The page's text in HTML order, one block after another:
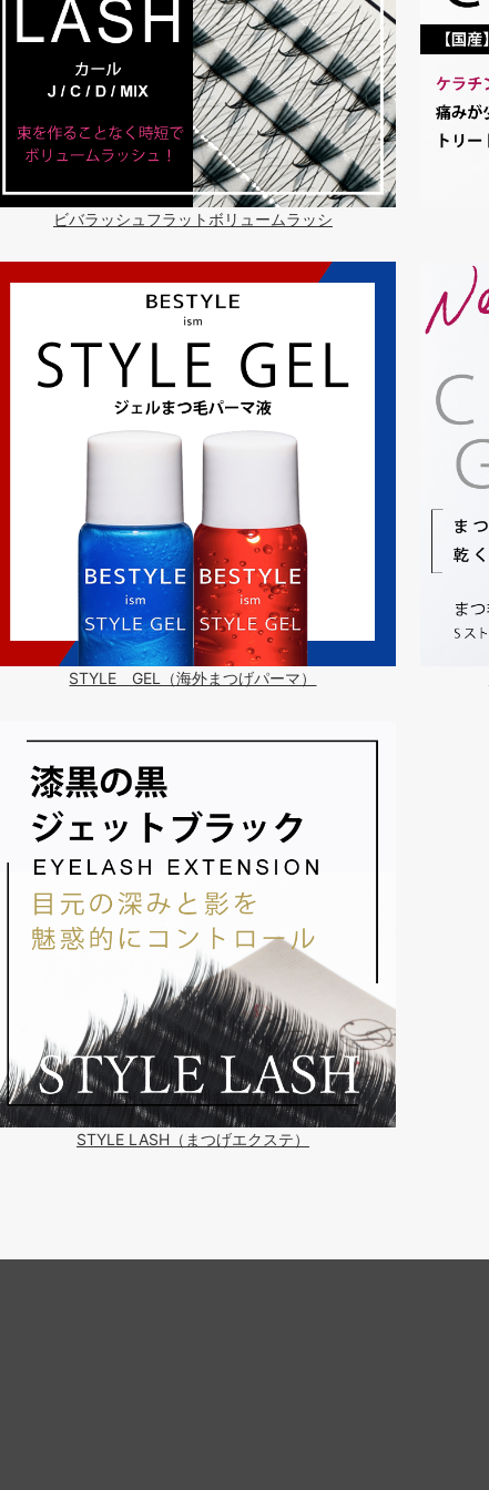
ビバラッシュフラットボリュームラッシ
STYLE GEL（海外まつげパーマ）
STYLE LASH（まつげエクステ）